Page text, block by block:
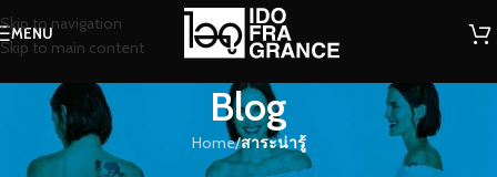
Skip to navigation
Skip to main content
MENU
Blog
Home/สาระน่ารู้
สาระน่ารู้